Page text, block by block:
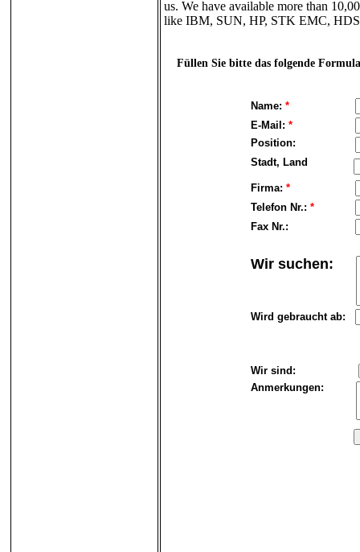
us. We have available more than
like IBM, SUN, HP, STK EMC,
Füllen Sie bitte das folgende
Name: *
E-Mail: *
Position:
Stadt, Land
Firma: *
Telefon Nr.: *
Fax Nr.:
Wir suchen:
Wird gebraucht ab:
Wir sind:
Anmerkungen: